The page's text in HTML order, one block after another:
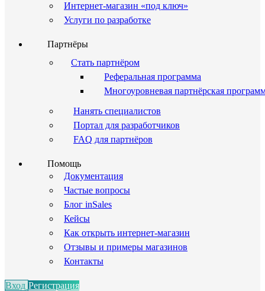
Интернет-магазин «под ключ»
Услуги по разработке
Партнёры
Стать партнёром
Реферальная программа
Многоуровневая партнёрская
Нанять специалистов
Портал для разработчиков
FAQ для партнёров
Помощь
Документация
Частые вопросы
Блог inSales
Кейсы
Как открыть интернет-магазин
Отзывы и примеры магазинов
Контакты
Вход Регистрация